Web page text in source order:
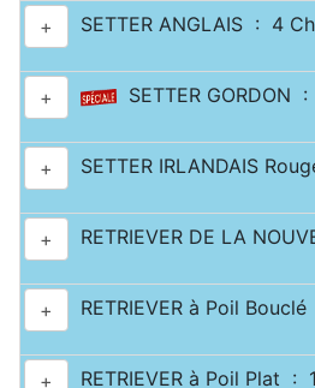
+ SETTER ANGLAIS : 4
+ SETTER GORDON
+ SETTER IRLANDAIS
+ RETRIEVER DE LA
+ RETRIEVER à Poil
+ RETRIEVER à Poil Plat :